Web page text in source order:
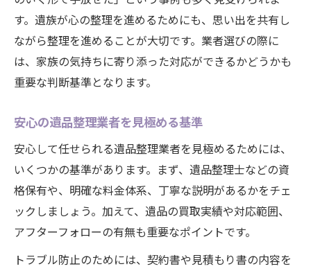
す。遺族が心の整理を進めるためにも、思い出を共有し
ながら整理を進めることが大切です。業者選びの際に
は、家族の気持ちに寄り添った対応ができるかどうかも
重要な判断基準となります。
安心の遺品整理業者を見極める基準
安心して任せられる遺品整理業者を見極めるためには、
いくつかの基準があります。まず、遺品整理士などの資
格保有や、明確な料金体系、丁寧な説明があるかをチェ
ックしましょう。加えて、遺品の買取実績や対応範囲、
アフターフォローの有無も重要なポイントです。
トラブル防止のためには、契約書や見積もり書の内容を